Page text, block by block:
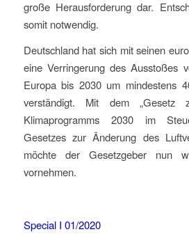
große Herausforderung dar.
somit notwendig.
Deutschland hat sich mit seinen
eine Verringerung des Ausstoßes
Europa bis 2030 um mindestens
verständigt. Mit dem „Gesetz
Klimaprogramms 2030 im
Gesetzes zur Änderung des
möchte der Gesetzgeber nun
vornehmen.
Special I 01/2020